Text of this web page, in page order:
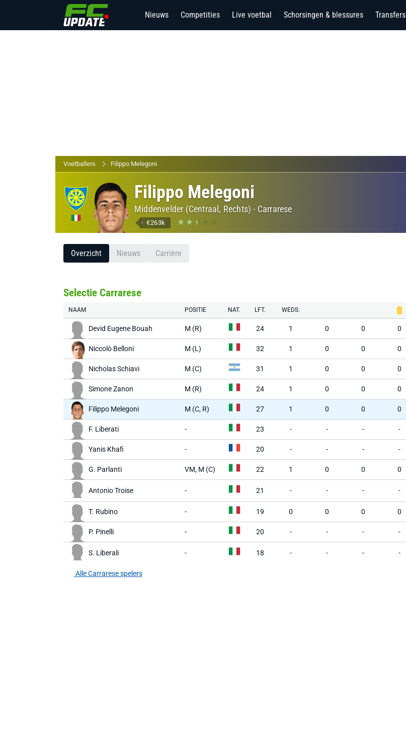
Nieuws Competities Live voetbal Schorsingen & blessures Transfers
Voetballers Filippo Melegoni
Filippo Melegoni
Middenvelder (Centraal, Rechts)- Carrarese
€263k
Overzicht Nieuws Carrière
Selectie Carrarese
NAAM POSITIE NAT. LFT. WEDS.
Devid Eugene Bouah M (R) 24 1 0 0 0
Niccolò Belloni M (L) 32 1 0 0 0
Nicholas Schiavi M (C) 31 1 0 0 0
Simone Zanon M (R) 24 1 0 0 0
Filippo Melegoni M (C, R) 27 1 0 0 0
F. Liberati - 23 - - - -
Yanis Khafi - 20 - - - -
G. Parlanti VM, M (C) 22 1 0 0 0
Antonio Troise - 21 - - - -
T. Rubino - 19 0 0 0 0
P. Pinelli - 20 - - - -
S. Liberali - 18 - - - -
Alle Carrarese spelers